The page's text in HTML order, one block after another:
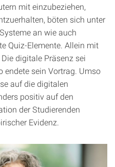
mit einzubeziehen,
böten sich unter
an wie auch
Quiz-Elemente. Allein mit
digitale Präsenz sei
endete sein Vortrag. Umso
auf die digitalen
positiv auf den
der Studierenden
Evidenz.